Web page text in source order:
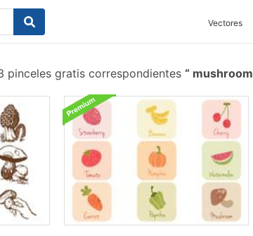
Vectores
pinceles gratis correspondientes mushroom